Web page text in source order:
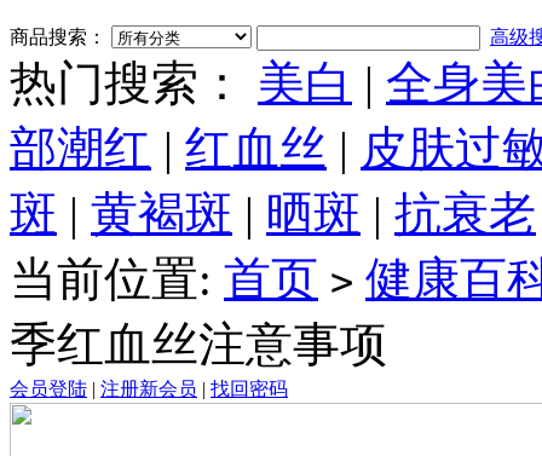
商品搜索： 高级
热门搜索： 美白 | 全身美
部潮红 | 红血丝 | 皮肤过
斑 | 黄褐斑 | 晒斑 | 抗衰老
当前位置: 首页 > 健康百
季红血丝注意事项
会员登陆 | 注册新会员 | 找回密码